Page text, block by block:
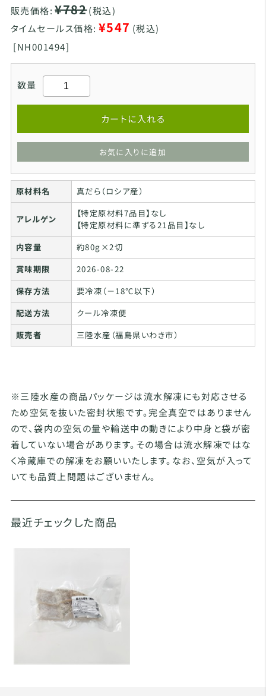
販売価格: ¥782(税込)
タイムセールス価格: ¥547 (税込)
[NH001494]
数量
カートに入れる
お気に入りに追加
原材料名 真だら（ロシア産）
アレルゲン
【特定原材料7品目】なし
【特定原材料に準ずる21品目】なし
内容量
約80g×2切
賞味期限
2026-08-22
保存方法
要冷凍（－18℃以下）
配送方法
クール冷凍便
販売者
三陸水産（福島県いわき市）
※三陸水産の商品パッケージは流水解凍にも対応させる
ため空気を抜いた密封状態です。完全真空ではありません
ので、袋内の空気の量や輸送中の動きにより中身と袋が密
着していない場合があります。その場合は流水解凍ではな
く冷蔵庫での解凍をお願いいたします。なお、空気が入って
いても品質上問題はございません。
最近チェックした商品